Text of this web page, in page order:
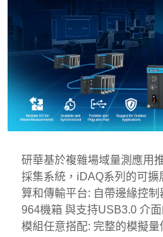
研華基於複雜場域量測應用
採集系統，iDAQ系列的可擴
算和傳輸平台: 自帶邊緣控
964機箱 與支持USB3.0 介
模組任意搭配: 完整的模擬